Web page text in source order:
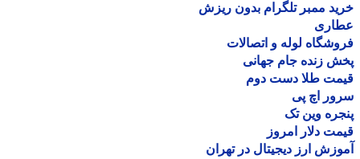
ممبر تلگرام بدون ریزش
لوله و اتصالات
زنده جام جهانی
طلا دست دوم
اچ پی
وین تک
دلار امروز
ارز دیجیتال در تهران